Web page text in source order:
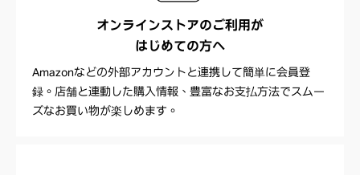
オンラインストアのご利用が
はじめての方へ
Amazonなどの外部アカウントと連携して簡単に会員登
録。店舗と連動した購入情報、豊富なお支払方法でスムー
ズなお買い物が楽しめます。